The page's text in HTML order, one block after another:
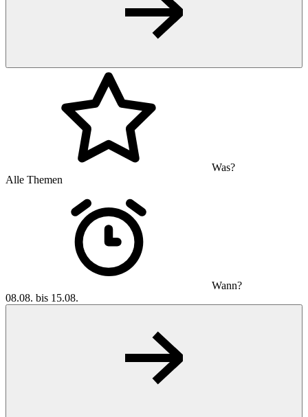
Was?
Alle Themen
Wann?
08.08. bis 15.08.